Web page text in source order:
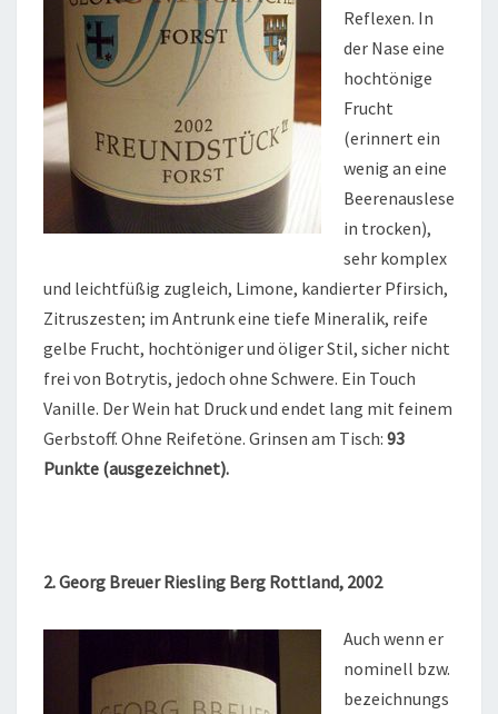
Reflexen. In
der Nase eine
hochtönige
Frucht
(erinnert ein
wenig an eine
Beerenauslese
in trocken),
sehr komplex
und leichtfüßig zugleich, Limone, kandierter Pfirsich,
Zitruszesten; im Antrunk eine tiefe Mineralik, reife
gelbe Frucht, hochtöniger und öliger Stil, sicher nicht
frei von Botrytis, jedoch ohne Schwere. Ein Touch
Vanille. Der Wein hat Druck und endet lang mit feinem
Gerbstoff. Ohne Reifetöne. Grinsen am Tisch: 93
Punkte (ausgezeichnet).
2. Georg Breuer Riesling Berg Rottland, 2002
Auch wenn er
nominell bzw.
bezeichnungs